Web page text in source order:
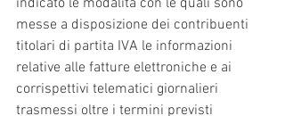
indicato le modalità con le quali sono
messe a disposizione dei contribuenti
titolari di partita IVA le informazioni
relative alle fatture elettroniche e ai
corrispettivi telematici giornalieri
trasmessi oltre i termini previsti